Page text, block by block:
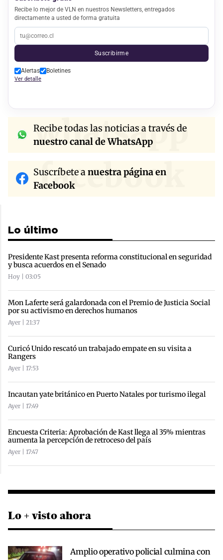
Recibe lo mejor de VLN en nuestros Newsletters, entregados
directamente a usted de forma gratuita
Suscribirme
Alertas Boletines
Ver detalle
whatsapp
Recibe todas las noticias a través de
nuestro canal de WhatsApp
facebook
Suscríbete anuestra página en
Facebook
Lo último
Presidente Kast presenta reforma constitucional en seguridad
y busca acuerdos en el Senado
Hoy | 03:05
Mon Laferte será galardonada con el Premio de Justicia Social
por su activismo en derechos humanos
Ayer | 21:37
Curicó Unido rescató un trabajado empate en su visita a
Rangers
Ayer | 17:53
Incautan yate británico en Puerto Natales por turismo ilegal
Ayer | 17:49
Encuesta Criteria: Aprobación de Kast llega al 35% mientras
aumenta la percepción de retroceso del país
Ayer | 17:47
Lo + visto ahora
Amplio operativo policial culmina con